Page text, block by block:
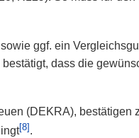
ggf. ein
dass die
(DEKRA), bestätigen
[8] .